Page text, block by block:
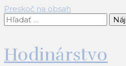
Preskoč na obsah
Hľadať:
Hodinárstvo